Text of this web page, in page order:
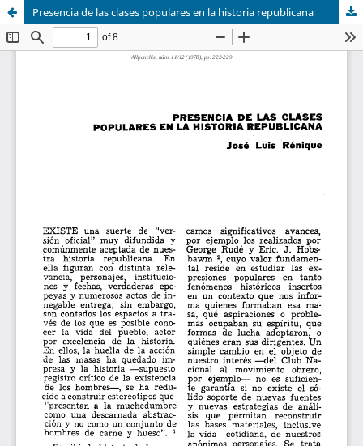
Presencia de las clases populares en la historia republicana